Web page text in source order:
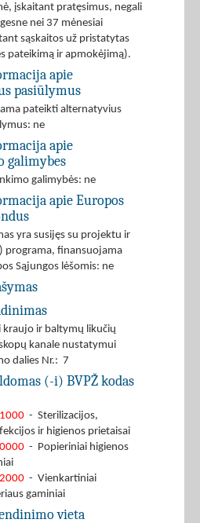
įskaitant pratęsimus, negali
nei 37 mėnesiai
sąskaitos už pristatytas
pateikimą ir apmokėjimą).
apie
pasiūlymus
pateikti alternatyvius
ne
apie
galimybes
galimybės: ne
apie Europos
yra susijęs su projektu ir
programa, finansuojama
Sąjungos lėšomis: ne
kraujo ir baltymų likučių
kanale nustatymui
dalies Nr.: 7
(-i) BVPŽ kodas
- Sterilizacijos,
ir higienos prietaisai
- Popieriniai higienos
- Vienkartiniai
gaminiai
vieta